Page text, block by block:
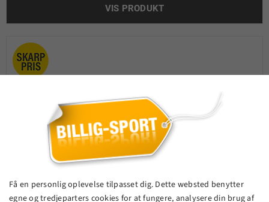
VIS PRODUKT
Få en personlig oplevelse tilpasset dig. Dette websted benytter
egne og tredjeparters cookies for at fungere, analysere din brug af